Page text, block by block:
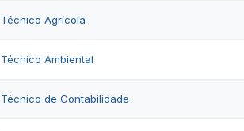
Técnico Agrícola
Técnico Ambiental
Técnico de Contabilidade